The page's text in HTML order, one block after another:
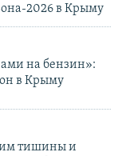
2026 в Крыму
на бензин»:
в Крыму
тишины и